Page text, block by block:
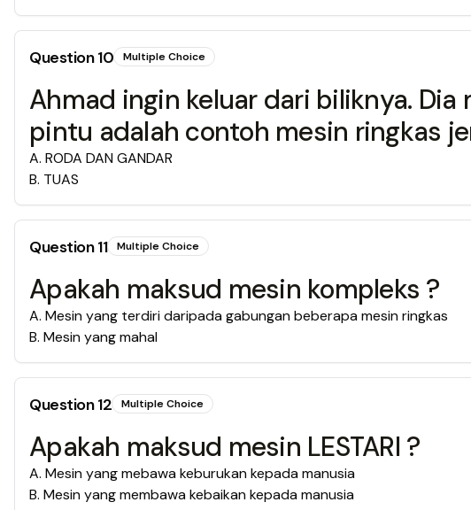
Question10 Multiple Choice
Ahmad ingin keluar dari biliknya.
pintu adalah contoh mesin ringkas jenis
A. RODA DAN GANDAR
B. TUAS
Question11 Multiple Choice
Apakah maksud mesin kompleks ?
A. Mesin yang terdiri daripada gabungan beberapa mesin ringkas
B. Mesin yang mahal
Question12 Multiple Choice
Apakah maksud mesin LESTARI ?
A. Mesin yang mebawa keburukan kepada manusia
B. Mesin yang membawa kebaikan kepada manusia